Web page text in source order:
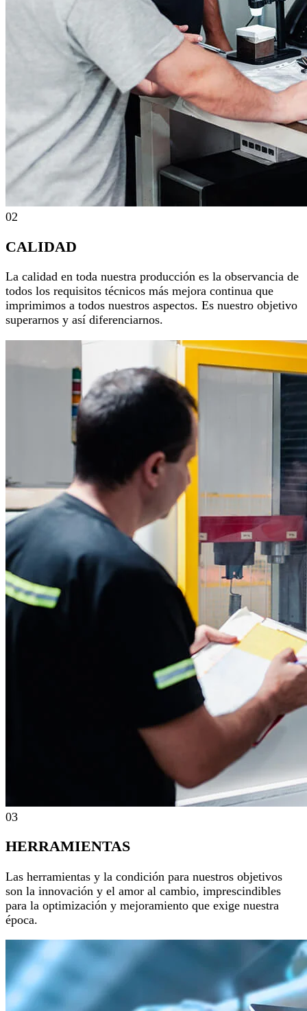
02
CALIDAD
La calidad en toda nuestra producción es la observancia de
todos los requisitos técnicos más mejora continua que
imprimimos a todos nuestros aspectos. Es nuestro objetivo
superarnos y así diferenciarnos.
03
HERRAMIENTAS
Las herramientas y la condición para nuestros objetivos
son la innovación y el amor al cambio, imprescindibles
para la optimización y mejoramiento que exige nuestra
época.